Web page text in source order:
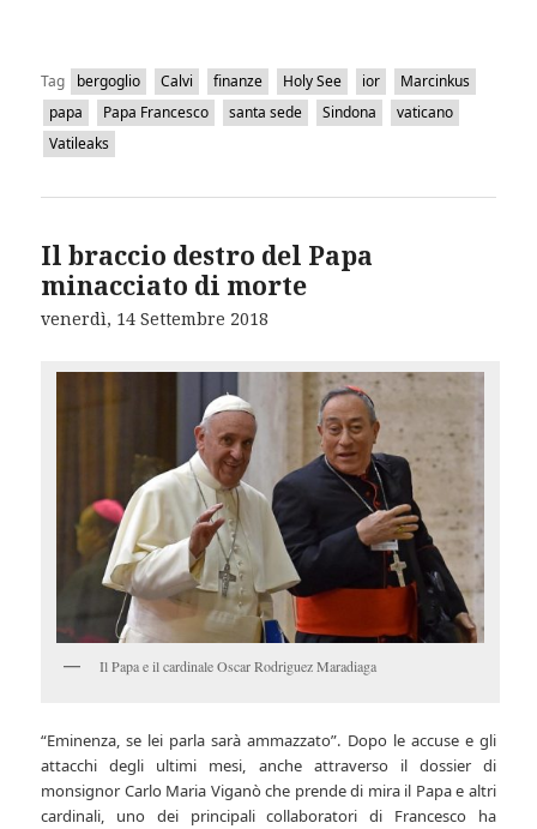
Tag bergoglio Calvi finanze Holy See ior
Marcinkus
papa
Papa Francesco santa sede Sindona
vaticano
Vatileaks
Il braccio destro del Papa
minacciato di morte
venerdì, 14 Settembre 2018
Il Papa e il cardinale Oscar Rodriguez Maradiaga
“Eminenza, se lei parla sarà ammazzato”. Dopo le accuse e gli
attacchi degli ultimi mesi, anche attraverso il dossier di
monsignor Carlo Maria Viganò che prende di mira il Papa e altri
cardinali, uno dei principali collaboratori di Francesco ha